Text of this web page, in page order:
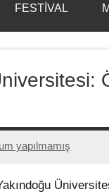
FESTİVAL
yapılmamış